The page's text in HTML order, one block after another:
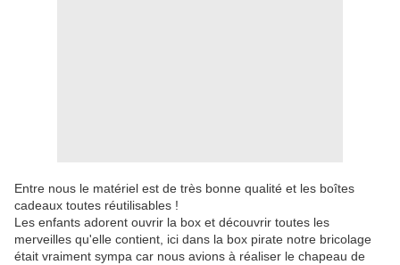
Entre nous le matériel est de très bonne qualité et les boîtes
cadeaux toutes réutilisables !
Les enfants adorent ouvrir la box et découvrir toutes les
merveilles qu'elle contient, ici dans la box pirate notre bricolage
était vraiment sympa car nous avions à réaliser le chapeau de